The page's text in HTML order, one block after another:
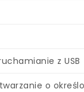
z USB
o